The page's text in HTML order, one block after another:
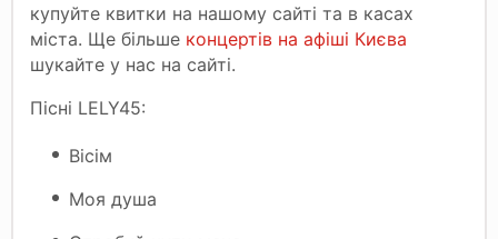
купуйте квитки на нашому сайті та в касах
міста. Ще більше концертів на афіші Києва
шукайте у нас на сайті.
Пісні LELY45:
Вісім
Моя душа